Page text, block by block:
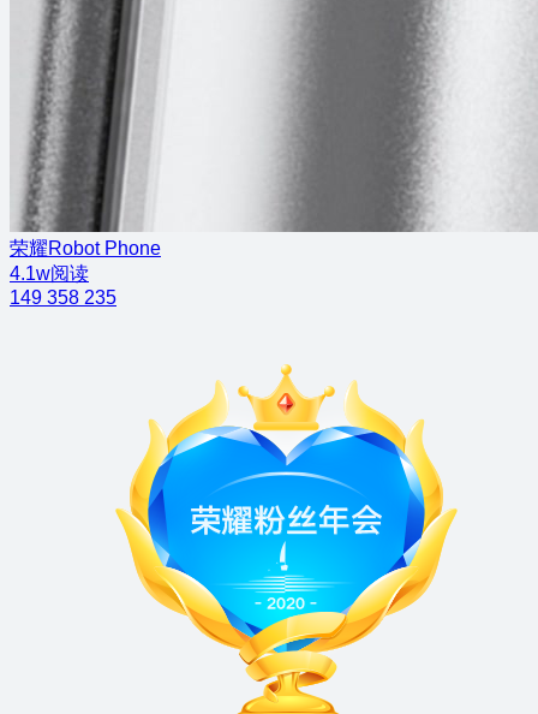
荣耀Robot Phone
4.1w阅读
149 358 235